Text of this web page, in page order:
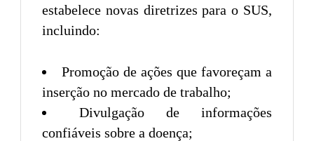
estabelece novas diretrizes para o SUS,
incluindo:
Promoção de ações que favoreçam a
inserção no mercado de trabalho;
Divulgação de informações
confiáveis sobre a doença;